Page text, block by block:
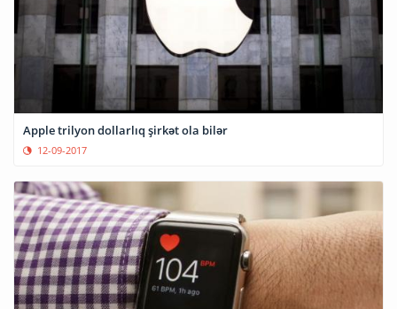
Apple trilyon dollarlıq şirkət ola bilər
12-09-2017